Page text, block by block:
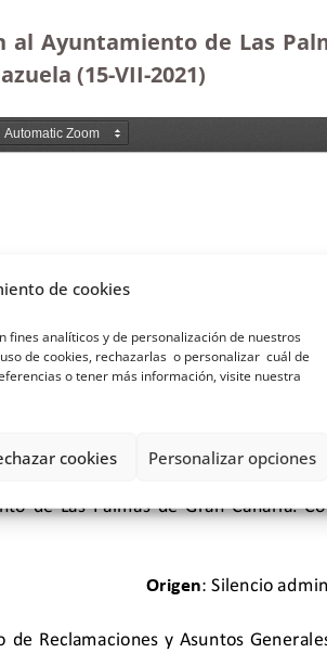
de cookies
fines analíticos y de personalización de nuestros
de cookies, rechazarlas o personalizar cuál de
o tener más información, visite nuestra
cookies Personalizar opciones
Ayuntamiento de Las
(15-VII-2021)